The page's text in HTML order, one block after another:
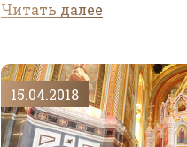
Читать далее
15.04.2018